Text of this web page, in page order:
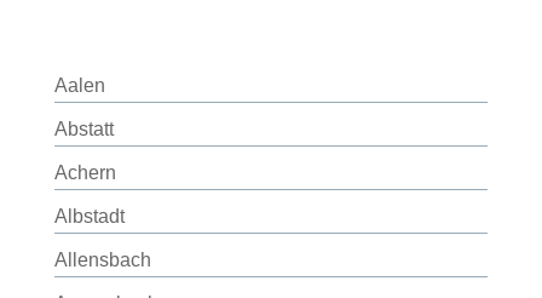
Aalen
Abstatt
Achern
Albstadt
Allensbach